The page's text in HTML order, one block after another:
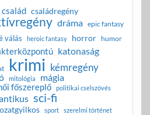
család családregény
dráma epic fantasy
válás heroic fantasy horror humor
katonaság
krimi kémregény
mitológia mágia
főszereplő politikai cselszövés
sci-fi
sport szerelmi történet